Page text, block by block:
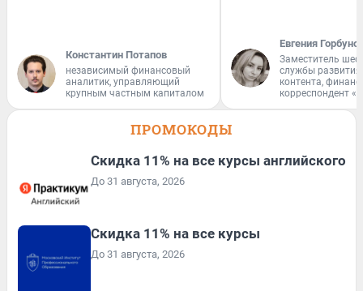
Константин Потапов
независимый финансовый
аналитик, управляющий
крупным частным капиталом
Евгения
Заместитель
службы
контента,
корреспондент
ПРОМОКОДЫ
Скидка 11% на все курсы английского
До 31 августа, 2026
Скидка 11% на все курсы
До 31 августа, 2026